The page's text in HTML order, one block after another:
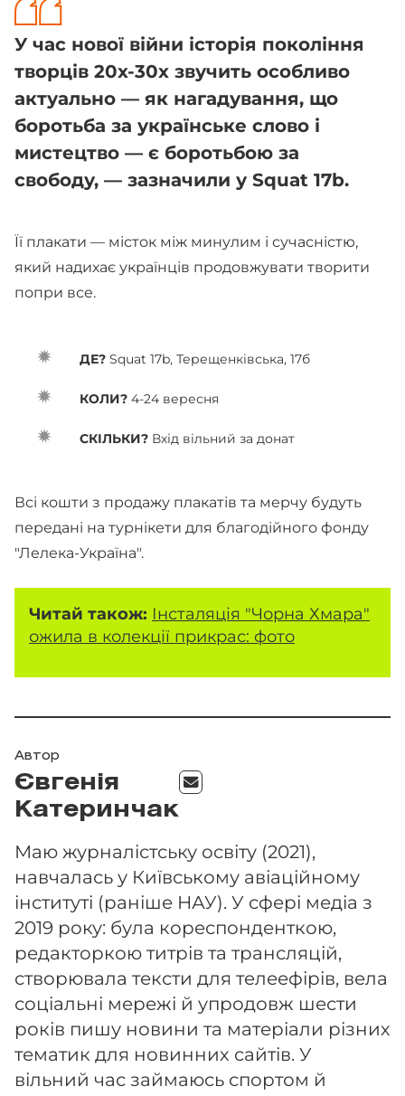
У час нової війни історія покоління
творців 20х-30х звучить особливо
актуально — як нагадування, що
боротьба за українське слово і
мистецтво — є боротьбою за
свободу, — зазначили у Squat 17b.
Її плакати — місток між минулим і сучасністю,
який надихає українців продовжувати творити
попри все.
ДЕ? Squat 17b, Терещенківська, 17б
КОЛИ? 4-24 вересня
СКІЛЬКИ? Вхід вільний за донат
Всі кошти з продажу плакатів та мерчу будуть
передані на турнікети для благодійного фонду
"Лелека-Україна".
Читай також: Інсталяція "Чорна Хмара"
ожила в колекції прикрас: фото
Автор
Євгенія
Катеринчак
Маю журналістську освіту (2021),
навчалась у Київському авіаційному
інституті (раніше НАУ). У сфері медіа з
2019 року: була кореспонденткою,
редакторкою титрів та трансляцій,
створювала тексти для телеефірів, вела
соціальні мережі й упродовж шести
років пишу новини та матеріали різних
тематик для новинних сайтів. У
вільний час займаюсь спортом й